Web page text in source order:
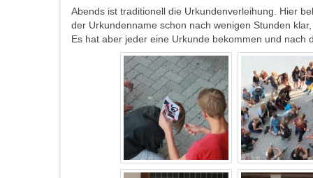
Abends ist traditionell die Urkundenverleihung. Hier
der Urkundenname schon nach wenigen Stunden
Es hat aber jeder eine Urkunde bekommen und